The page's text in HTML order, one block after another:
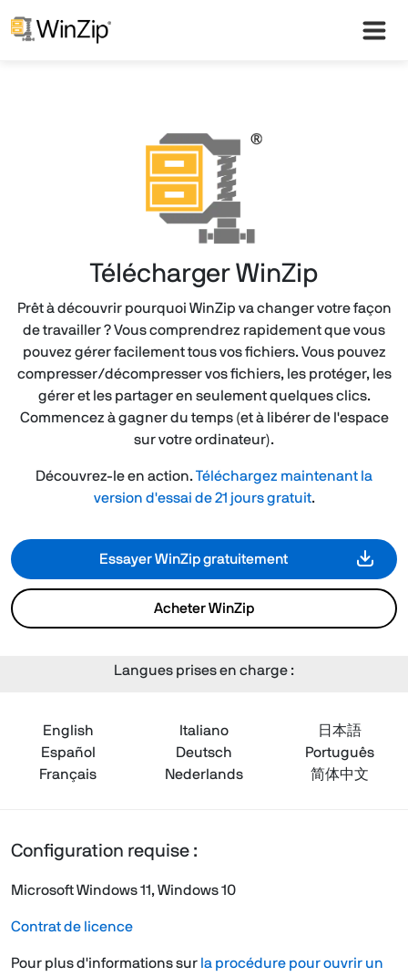
Télécharger WinZip
Prêt à découvrir pourquoi WinZip va changer votre façon
de travailler ? Vous comprendrez rapidement que vous
pouvez gérer facilement tous vos fichiers. Vous pouvez
compresser/décompresser vos fichiers, les protéger, les
gérer et les partager en seulement quelques clics.
Commencez à gagner du temps (et à libérer de l'espace
sur votre ordinateur).
Découvrez-le en action.Téléchargez maintenant la
version d'essai de 21 jours gratuit.
Essayer WinZip gratuitement
Acheter WinZip
Langues prises en charge :
English
Español
Français
Italiano
Deutsch
Nederlands
日本語
Português
简体中文
Configuration requise :
Microsoft Windows 11, Windows 10
Contrat de licence
Pour plus d'informations sur la procédure pour ouvrir un